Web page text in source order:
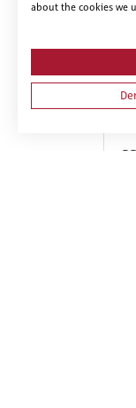
about the cookies we